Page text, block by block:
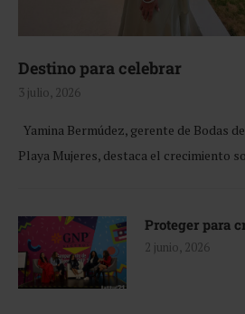
Destino para celebrar
3 julio, 2026
Yamina Bermúdez, gerente de Bodas
Playa Mujeres, destaca el crecimiento
Proteger para
2 junio, 2026